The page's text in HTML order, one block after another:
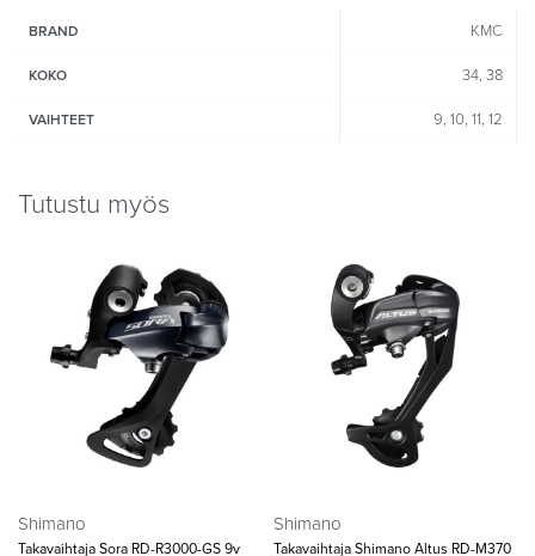
BRAND KMC
KOKO 34, 38
VAIHTEET 9, 10, 11, 12
Tutustu myös
Shimano
Takavaihtaja Sora RD-R3000-GS 9v
Shimano
Takavaihtaja Shimano Altus RD-M370